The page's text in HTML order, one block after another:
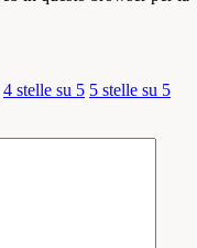
4 stelle su 5 5 stelle su 5